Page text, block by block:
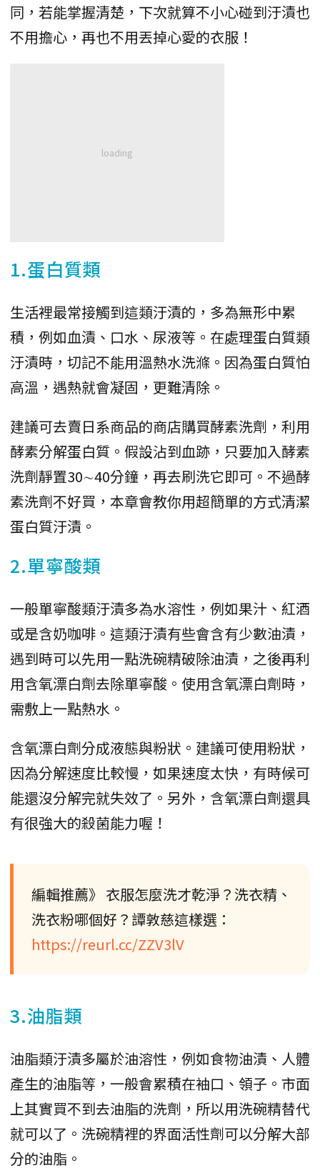
同，若能掌握清楚，下次就算不小心碰到汙漬也
不用擔心，再也不用丟掉心愛的衣服！
1.蛋白質類
生活裡最常接觸到這類汙漬的，多為無形中累
積，例如血漬、口水、尿液等。在處理蛋白質類
汙漬時，切記不能用溫熱水洗滌。因為蛋白質怕
高溫，遇熱就會凝固，更難清除。
建議可去賣日系商品的商店購買酵素洗劑，利用
酵素分解蛋白質。假設沾到血跡，只要加入酵素
洗劑靜置30∼40分鐘，再去刷洗它即可。不過酵
素洗劑不好買，本章會教你用超簡單的方式清潔
蛋白質汙漬。
2.單寧酸類
一般單寧酸類汙漬多為水溶性，例如果汁、紅酒
或是含奶咖啡。這類汙漬有些會含有少數油漬，
遇到時可以先用一點洗碗精破除油漬，之後再利
用含氧漂白劑去除單寧酸。使用含氧漂白劑時，
需敷上一點熱水。
含氧漂白劑分成液態與粉狀。建議可使用粉狀，
因為分解速度比較慢，如果速度太快，有時候可
能還沒分解完就失效了。另外，含氧漂白劑還具
有很強大的殺菌能力喔！
編輯推薦》 衣服怎麼洗才乾淨？洗衣精、
洗衣粉哪個好？譚敦慈這樣選：
https://reurl.cc/ZZV3lV
3.油脂類
油脂類汙漬多屬於油溶性，例如食物油漬、人體
產生的油脂等，一般會累積在袖口、領子。市面
上其實買不到去油脂的洗劑，所以用洗碗精替代
就可以了。洗碗精裡的界面活性劑可以分解大部
分的油脂。